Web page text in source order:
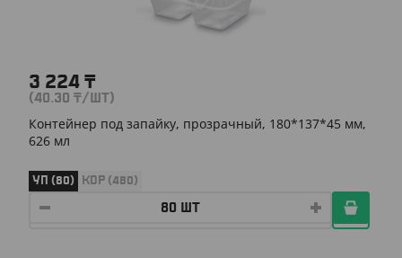
3 224 ₸
(40.30 ₸/ШТ)
Контейнер под запайку, прозрачный, 180*137*45 мм,
626 мл
УП (80) КОР (480)